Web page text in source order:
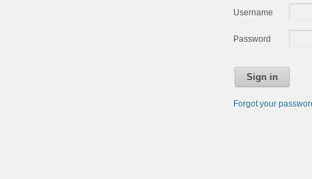
Username
Password
Sign in
Forgot your